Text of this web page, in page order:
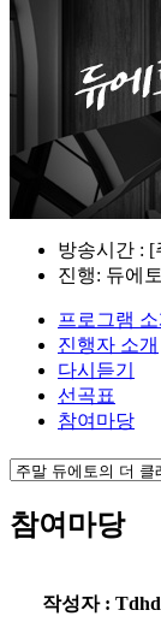
방송시간 : [
진행: 듀에
프로그램 소
진행자 소개
다시듣기
선곡표
참여마당
참여마당
작성자 :